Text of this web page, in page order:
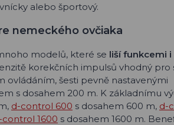
alebo športový.
nemeckého ovčiaka
modelů, které se liší funkcemi i
korekčních impulsů vhodný pro
ovládáním, šesti pevně nastavenými
s dosahem 200 m. K základnímu
d-control 600 s dosahem 600 m, d-
control 1600 s dosahem 1600 m.